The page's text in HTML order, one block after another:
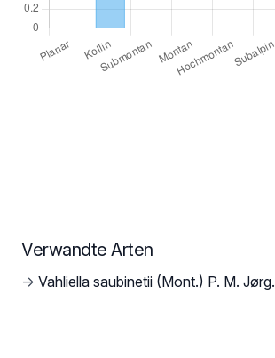
Verwandte Arten
→ Vahliella saubinetii (Mont.) P. M. Jørg.